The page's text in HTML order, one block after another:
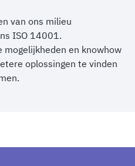
van ons milieu
ISO 14001.
mogelijkheden en knowhow
oplossingen te vinden